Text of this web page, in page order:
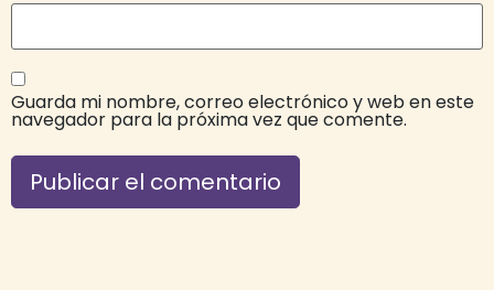
Guarda mi nombre, correo electrónico y web en este
navegador para la próxima vez que comente.